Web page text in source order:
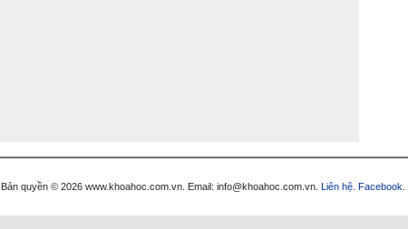
Bản quyền © 2026 www.khoahoc.com.vn. Email: info@khoahoc.com.vn. Liên hệ Facebook